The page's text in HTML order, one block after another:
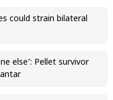
could strain bilateral
else’: Pellet survivor